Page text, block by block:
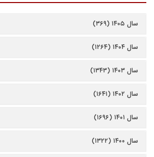
سال ۱۴۰۵ (۳۶۹)
سال ۱۴۰۴ (۱۲۶۴)
سال ۱۴۰۳ (۱۳۴۳)
سال ۱۴۰۲ (۱۶۴۱)
سال ۱۴۰۱ (۱۶۹۶)
سال ۱۴۰۰ (۱۳۲۲)